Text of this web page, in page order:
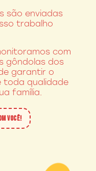
são enviadas
trabalho
com
gôndolas dos
garantir o
toda qualidade
família.
VOCÊ!